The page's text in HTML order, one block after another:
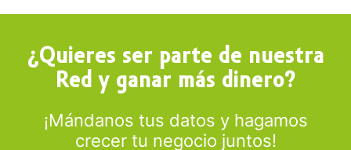
¿Quieres ser parte de nuestra
Red y ganar más dinero?
¡Mándanos tus datos y hagamos
crecer tu negocio juntos!